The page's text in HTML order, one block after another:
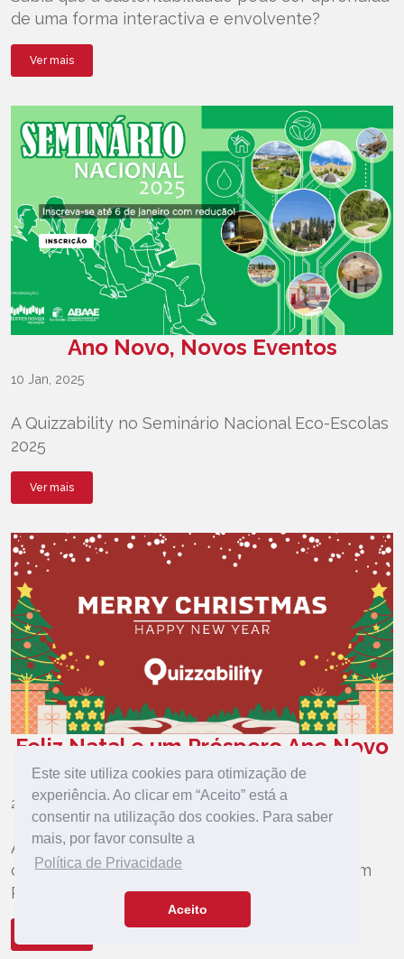
Este site utiliza cookies para otimização de
experiência. Ao clicar em “Aceito” está a
consentir na utilização dos cookies. Para saber
mais, por favor consulte a
Política de Privacidade
Aceito
de uma forma interactiva e envolvente?
Ver mais
Ano Novo, Novos Eventos
10 Jan, 2025
A Quizzability no Seminário Nacional Eco-Escolas
2025
Ver mais
Feliz Natal e um Próspero Ano Novo
da Quizzability
23 Dec, 2024
A nossa equipa deseja a todos os nossos
clientes, parceiros, amigos um Feliz Natal e um
Próspero Ano de 2025!